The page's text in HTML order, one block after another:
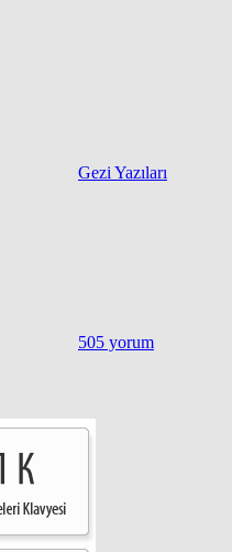
Gezi Yazıları
505 yorum